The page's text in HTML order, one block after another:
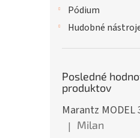
Pódium
Hudobné
Posledné
produktov
Marantz MODEL
Hodnotenie
| Milan